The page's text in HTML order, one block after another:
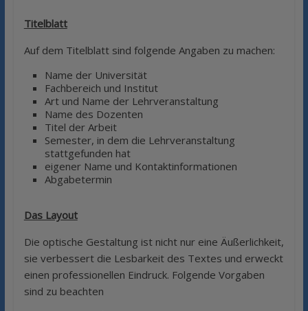
Titelblatt
Auf dem Titelblatt sind folgende Angaben zu machen:
Name der Universität
Fachbereich und Institut
Art und Name der Lehrveranstaltung
Name des Dozenten
Titel der Arbeit
Semester, in dem die Lehrveranstaltung
stattgefunden hat
eigener Name und Kontaktinformationen
Abgabetermin
Das Layout
Die optische Gestaltung ist nicht nur eine Äußerlichkeit,
sie verbessert die Lesbarkeit des Textes und erweckt
einen professionellen Eindruck. Folgende Vorgaben
sind zu beachten